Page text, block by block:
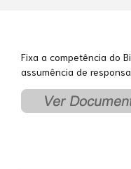
Fixa a competência do
assumência de